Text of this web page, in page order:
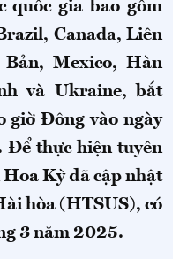
quốc gia bao gồm
Canada, Liên
Mexico, Hàn
và Ukraine, bắt
giờ Đông vào ngày
Để thực hiện tuyên
Hoa Kỳ đã cập nhật
hòa (HTSUS), có
3 năm 2025.